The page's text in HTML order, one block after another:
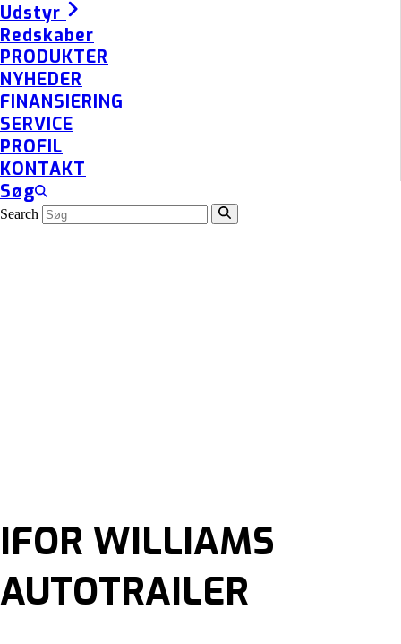
Udstyr
Redskaber
PRODUKTER
NYHEDER
FINANSIERING
SERVICE
PROFIL
KONTAKT
Søg
Search
IFOR WILLIAMS
AUTOTRAILER